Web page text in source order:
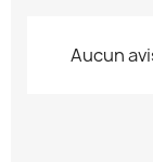
Aucun